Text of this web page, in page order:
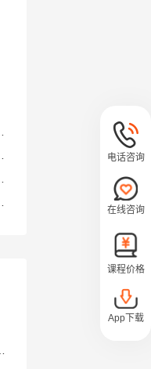
电话咨询
在线咨询
课程价格
App下载